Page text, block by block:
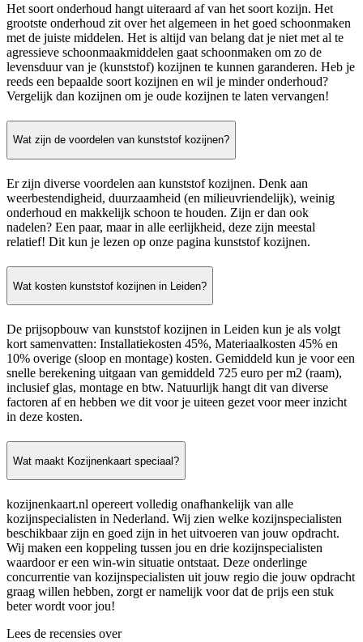
Het soort onderhoud hangt uiteraard af van het soort kozijn. Het
grootste onderhoud zit over het algemeen in het goed schoonmaken
met de juiste middelen. Het is altijd van belang dat je niet met al te
agressieve schoonmaakmiddelen gaat schoonmaken om zo de
levensduur van je (kunststof) kozijnen te kunnen garanderen. Heb je
reeds een bepaalde soort kozijnen en wil je minder onderhoud?
Vergelijk dan kozijnen om je oude kozijnen te laten vervangen!
Wat zijn de voordelen van kunststof kozijnen?
Er zijn diverse voordelen aan kunststof kozijnen. Denk aan
weerbestendigheid, duurzaamheid (en milieuvriendelijk), weinig
onderhoud en makkelijk schoon te houden. Zijn er dan ook
nadelen? Een paar, maar in alle eerlijkheid, deze zijn meestal
relatief! Dit kun je lezen op onze pagina kunststof kozijnen.
Wat kosten kunststof kozijnen in Leiden?
De prijsopbouw van kunststof kozijnen in Leiden kun je als volgt
kort samenvatten: Installatiekosten 45%, Materiaalkosten 45% en
10% overige (sloop en montage) kosten. Gemiddeld kun je voor een
snelle berekening uitgaan van gemiddeld 725 euro per m2 (raam),
inclusief glas, montage en btw. Natuurlijk hangt dit van diverse
factoren af en hebben we dit voor je uiteen gezet voor meer inzicht
in deze kosten.
Wat maakt Kozijnenkaart speciaal?
kozijnenkaart.nl opereert volledig onafhankelijk van alle
kozijnspecialisten in Nederland. Wij zien welke kozijnspecialisten
beschikbaar zijn en goed zijn in het uitvoeren van jouw opdracht.
Wij maken een koppeling tussen jou en drie kozijnspecialisten
waardoor er een win-win situatie ontstaat. Deze onderlinge
concurrentie van kozijnspecialisten uit jouw regio die jouw opdracht
graag willen hebben, zorgt er namelijk voor dat de prijs een stuk
beter wordt voor jou!
Lees de recensies over